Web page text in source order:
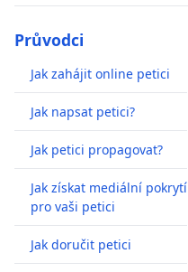
Průvodci
Jak zahájit online petici
Jak napsat petici?
Jak petici propagovat?
Jak získat mediální pokrytí
pro vaši petici
Jak doručit petici